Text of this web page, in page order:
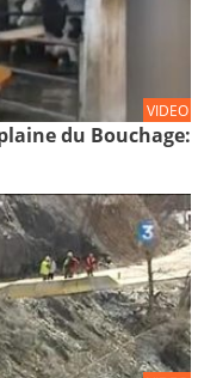
VIDEO
du Bouchage: